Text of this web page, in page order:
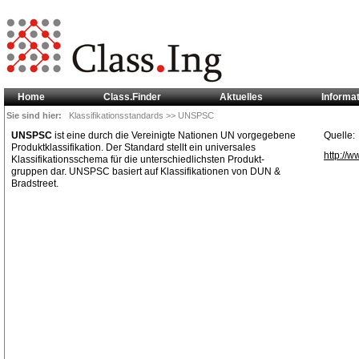
Sie sind hier: Klassifikationsstandards >> UNSPSC
Home Class.Finder Aktuelles
UNSPSC ist eine durch die Vereinigte Nationen UN vorgegebene
Produktklassifikation. Der Standard stellt ein universales
Klassifikationsschema für die unterschiedlichsten Produkt-
gruppen dar. UNSPSC basiert auf Klassifikationen von DUN &
Bradstreet.
Quelle:
http://